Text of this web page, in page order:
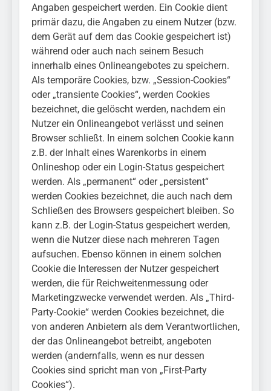
Angaben gespeichert werden. Ein Cookie dient
primär dazu, die Angaben zu einem Nutzer (bzw.
dem Gerät auf dem das Cookie gespeichert ist)
während oder auch nach seinem Besuch
innerhalb eines Onlineangebotes zu speichern.
Als temporäre Cookies, bzw. „Session-Cookies“
oder „transiente Cookies“, werden Cookies
bezeichnet, die gelöscht werden, nachdem ein
Nutzer ein Onlineangebot verlässt und seinen
Browser schließt. In einem solchen Cookie kann
z.B. der Inhalt eines Warenkorbs in einem
Onlineshop oder ein Login-Status gespeichert
werden. Als „permanent“ oder „persistent“
werden Cookies bezeichnet, die auch nach dem
Schließen des Browsers gespeichert bleiben. So
kann z.B. der Login-Status gespeichert werden,
wenn die Nutzer diese nach mehreren Tagen
aufsuchen. Ebenso können in einem solchen
Cookie die Interessen der Nutzer gespeichert
werden, die für Reichweitenmessung oder
Marketingzwecke verwendet werden. Als „Third-
Party-Cookie“ werden Cookies bezeichnet, die
von anderen Anbietern als dem Verantwortlichen,
der das Onlineangebot betreibt, angeboten
werden (andernfalls, wenn es nur dessen
Cookies sind spricht man von „First-Party
Cookies“).